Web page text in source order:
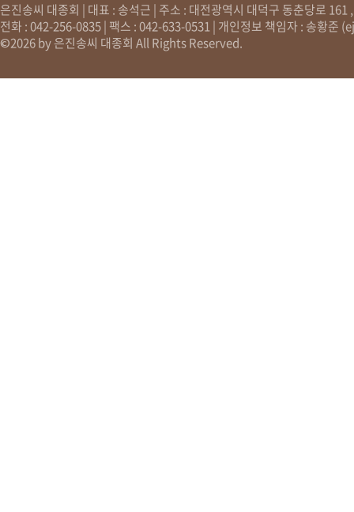
은진송씨 대종회 | 대표 : 송석근 | 주소 : 대전광역시 대덕구 동춘당로
전화 : 042-256-0835 | 팩스 : 042-633-0531 | 개인정보 책임자 : 송황준 (
©2026 by 은진송씨 대종회 All Rights Reserved.